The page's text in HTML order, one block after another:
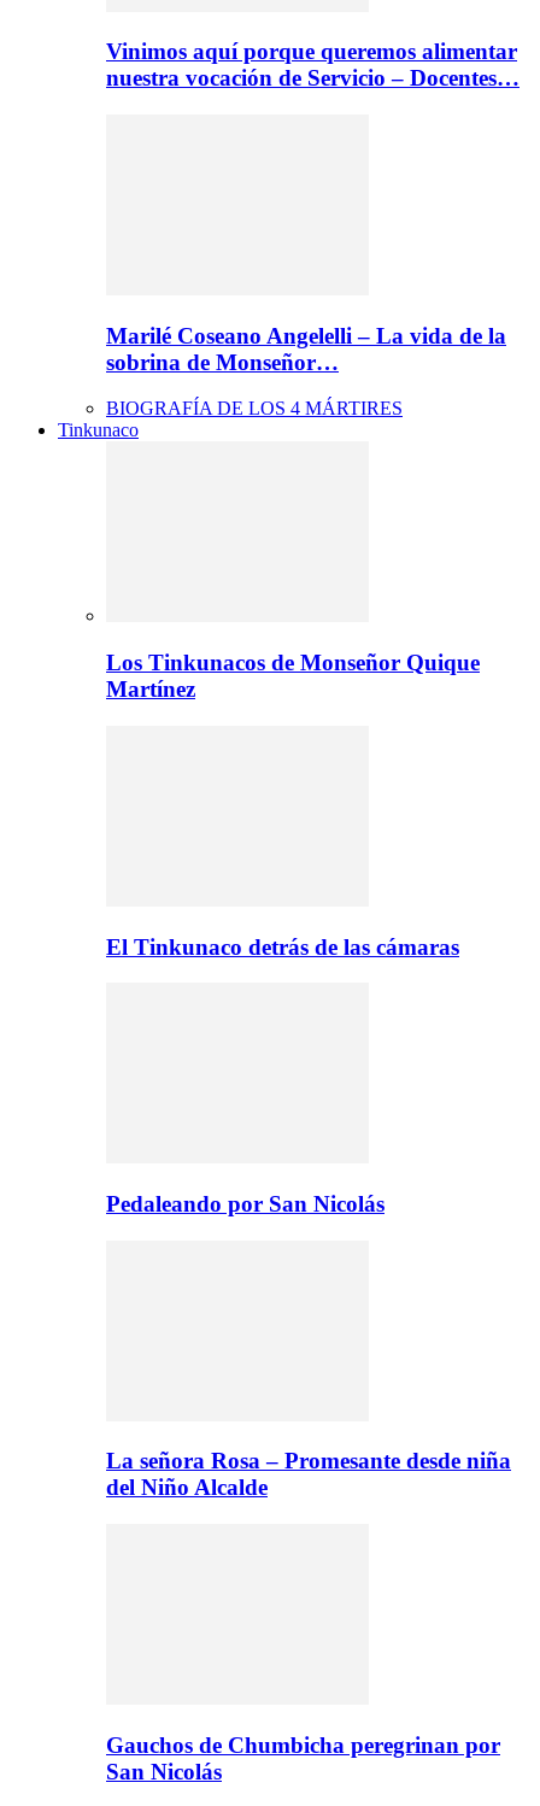
Vinimos aquí porque queremos alimentar
nuestra vocación de Servicio – Docentes…
Marilé Coseano Angelelli – La vida de la
sobrina de Monseñor…
BIOGRAFÍA DE LOS 4 MÁRTIRES
Tinkunaco
Los Tinkunacos de Monseñor Quique
Martínez
El Tinkunaco detrás de las cámaras
Pedaleando por San Nicolás
La señora Rosa – Promesante desde niña
del Niño Alcalde
Gauchos de Chumbicha peregrinan por
San Nicolás